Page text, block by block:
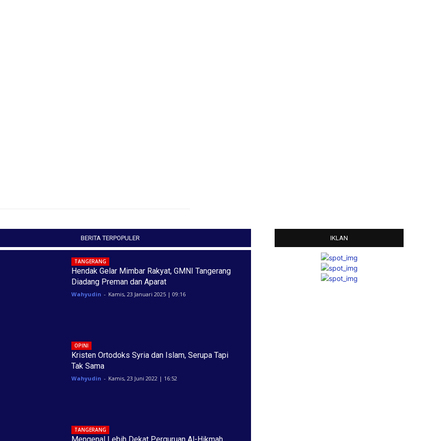
BERITA TERPOPULER
TANGERANG
Hendak Gelar Mimbar Rakyat, GMNI Tangerang
Diadang Preman dan Aparat
Wahyudin - Kamis, 23 Januari 2025 | 09:16
OPINI
Kristen Ortodoks Syria dan Islam, Serupa Tapi
Tak Sama
Wahyudin - Kamis, 23 Juni 2022 | 16:52
TANGERANG
IKLAN